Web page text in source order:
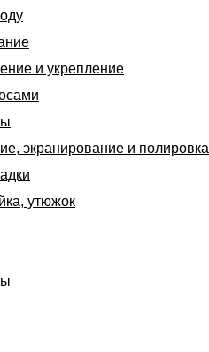
и укрепление
экранирование и полировка
утюжок